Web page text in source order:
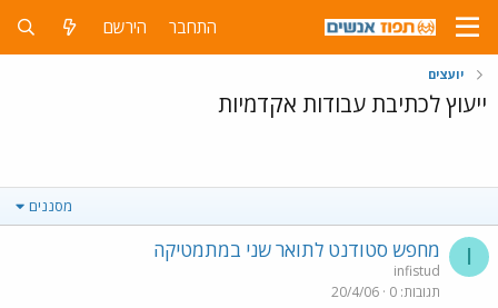
התחבר הירשם
יועצים
ייעוץ לכתיבת עבודות אקדמיות
מסננים
I מחפש סטודנט לתואר שני במתמטיקה
infistud
תגובות 0
20/4/06